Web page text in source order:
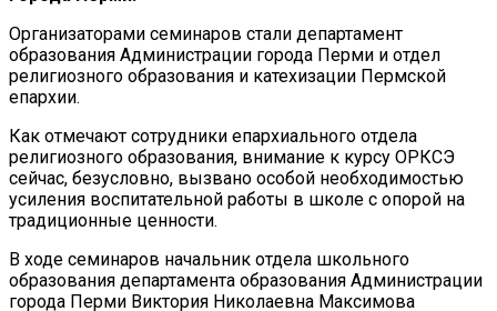
Организаторами семинаров стали департамент
образования Администрации города Перми и отдел
религиозного образования и катехизации Пермской
епархии.
Как отмечают сотрудники епархиального отдела
религиозного образования, внимание к курсу ОРКСЭ
сейчас, безусловно, вызвано особой необходимостью
усиления воспитательной работы в школе с опорой на
традиционные ценности.
В ходе семинаров начальник отдела школьного
образования департамента образования Администрации
города Перми Виктория Николаевна Максимова